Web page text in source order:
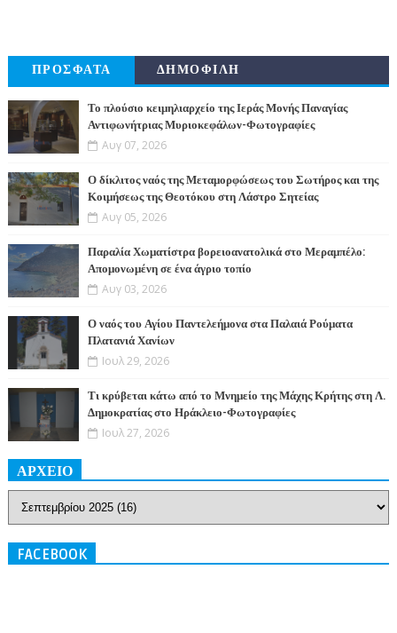
ΠΡΟΣΦΑΤΑ ΔΗΜΟΦΙΛΗ
Το πλούσιο κειμηλιαρχείο της Ιεράς Μονής Παναγίας
Αντιφωνήτριας Μυριοκεφάλων-Φωτογραφίες
Αυγ 07, 2026
Ο δίκλιτος ναός της Μεταμορφώσεως του Σωτήρος και της
Κοιμήσεως της Θεοτόκου στη Λάστρο Σητείας
Αυγ 05, 2026
Παραλία Χωματίστρα βορειοανατολικά στο Μεραμπέλο:
Απομονωμένη σε ένα άγριο τοπίο
Αυγ 03, 2026
Ο ναός του Αγίου Παντελεήμονα στα Παλαιά Ρούματα
Πλατανιά Χανίων
Ιουλ 29, 2026
Τι κρύβεται κάτω από το Μνημείο της Μάχης Κρήτης στη Λ.
Δημοκρατίας στο Ηράκλειο-Φωτογραφίες
Ιουλ 27, 2026
ΑΡΧΕΙΟ
FACEBOOK